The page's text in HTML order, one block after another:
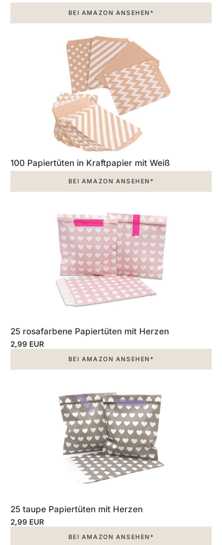
BEI AMAZON ANSEHEN*
100 Papiertüten in Kraftpapier mit Weiß
BEI AMAZON ANSEHEN*
25 rosafarbene Papiertüten mit Herzen
2,99 EUR
BEI AMAZON ANSEHEN*
25 taupe Papiertüten mit Herzen
2,99 EUR
BEI AMAZON ANSEHEN*